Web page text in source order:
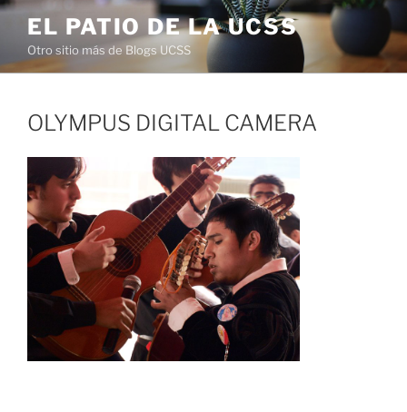
Saltar
contenido
EL PATIO DE LA UCSS
Otro sitio más de Blogs UCSS
OLYMPUS DIGITAL CAMERA